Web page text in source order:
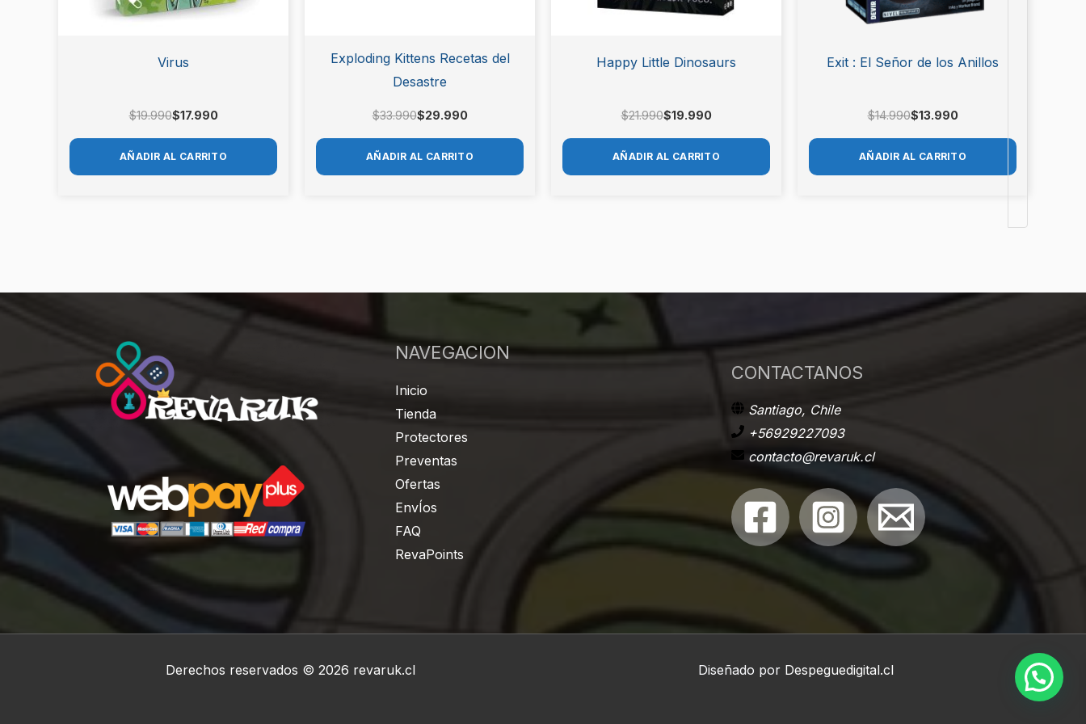
Virus
$19.990$17.990
AÑADIR AL CARRITO
Exploding Kittens Recetas del
Desastre
$33.990$29.990
AÑADIR AL CARRITO
Happy Little Dinosaurs
$21.990$19.990
AÑADIR AL CARRITO
Exit : El Señor de los Anillos
$14.990$13.990
AÑADIR AL CARRITO
NAVEGACION
Inicio
Tienda
Protectores
Preventas
Ofertas
EnvÍos
FAQ
RevaPoints
CONTACTANOS
Santiago, Chile
+56929227093
contacto@revaruk.cl
Derechos reservados © 2026 revaruk.cl Diseñado por Despeguedigital.cl